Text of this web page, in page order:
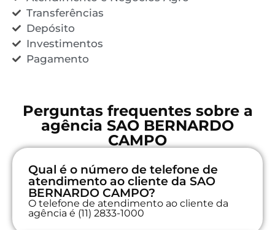
Transferências
Depósito
Investimentos
Pagamento
Perguntas frequentes sobre a
agência SAO BERNARDO
CAMPO
Qual é o número de telefone de
atendimento ao cliente da SAO
BERNARDO CAMPO?
O telefone de atendimento ao cliente da
agência é (11) 2833-1000